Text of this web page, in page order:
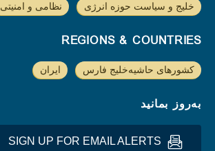
خلیج و سیاست حوزه انرژی نظامی و امنیتی
REGIONS & COUNTRIES
کشورهای حاشیه‌خلیج فارس ایران
به‌روز بمانید